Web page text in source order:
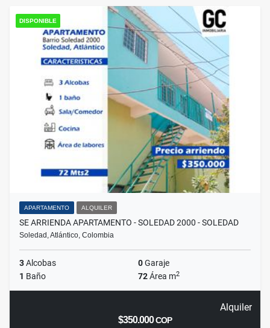
DISPONIBLE
APARTAMENTO ALQUILER
SE ARRIENDA APARTAMENTO - SOLEDAD 2000 - SOLEDAD
Soledad, Atlántico, Colombia
3Alcobas 0Garaje
1 Baño 72Área m2
Alquiler
$350.000COP